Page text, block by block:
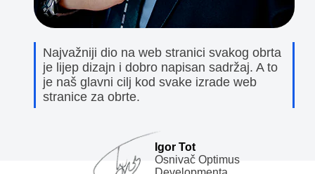
Najvažniji dio na web stranici svakog obrta
je lijep dizajn i dobro napisan sadržaj. A to
je naš glavni cilj kod svake izrade web
stranice za obrte.
Igor Tot
Osnivač Optimus